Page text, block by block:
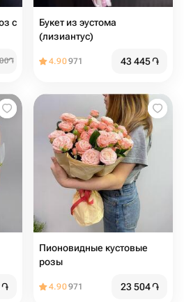
с
֏
Букет из эустома
(лизиантус)
4.90971 43 445֏
֏
Пионовидные кустовые
розы
4.90971 23 504֏